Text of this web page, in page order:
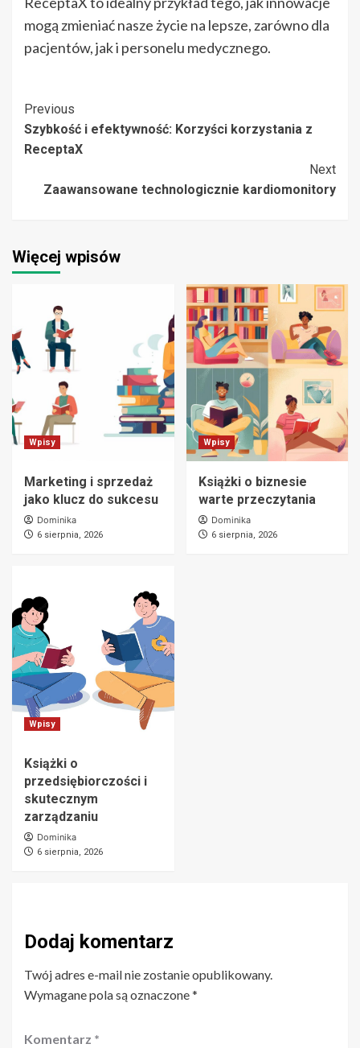
mogą zmieniać nasze życie na lepsze, zarówno dla
pacjentów, jak i personelu medycznego.
Post
Navigation
Previous
Szybkość i efektywność: Korzyści korzystania z
ReceptaX
Next
Zaawansowane technologicznie kardiomonitory
Więcej wpisów
Wpisy
Marketing i sprzedaż
jako klucz do sukcesu
Dominika
6 sierpnia, 2026
Wpisy
Książki o biznesie
warte przeczytania
Dominika
6 sierpnia, 2026
Wpisy
Książki o
przedsiębiorczości i
skutecznym
zarządzaniu
Dominika
6 sierpnia, 2026
Dodaj komentarz
Twój adres e-mail nie zostanie opublikowany.
Wymagane pola są oznaczone*
Komentarz *